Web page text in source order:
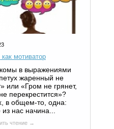
как мотиватор
в выражениями
жаренный не
или «Гром не грянет,
перекрестится»?
в общем-то, одна:
нас начина...
чтение →